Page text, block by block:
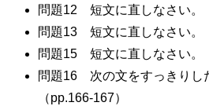
問題12 短文に直しなさい。
問題13 短文に直しなさい。
問題15 短文に直しなさい。
問題16 次の文をすっきりし
（pp.166-167）